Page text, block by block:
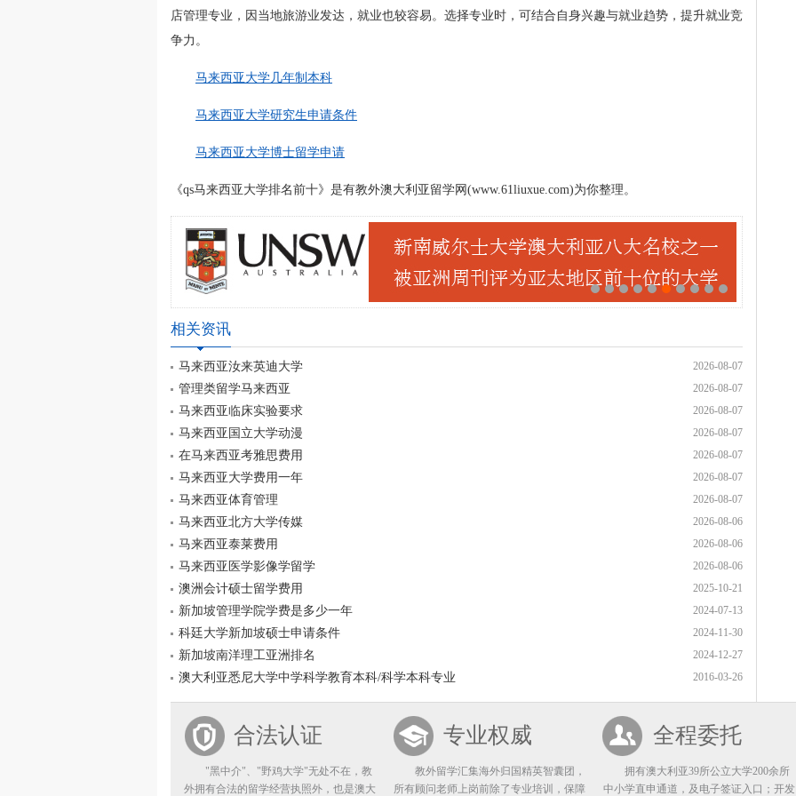
店管理专业，因当地旅游业发达，就业也较容易。选择专业时，可结合自身兴趣与就业趋势，提升就业竞
争力。
马来西亚大学几年制本科
马来西亚大学研究生申请条件
马来西亚大学博士留学申请
《qs马来西亚大学排名前十》是有教外澳大利亚留学网(www.61liuxue.com)为你整理。
相关资讯
2026-08-07
马来西亚汝来英迪大学
2026-08-07
管理类留学马来西亚
2026-08-07
马来西亚临床实验要求
2026-08-07
马来西亚国立大学动漫
2026-08-07
在马来西亚考雅思费用
2026-08-07
马来西亚大学费用一年
2026-08-07
马来西亚体育管理
2026-08-06
马来西亚北方大学传媒
2026-08-06
马来西亚泰莱费用
2026-08-06
马来西亚医学影像学留学
2025-10-21
澳洲会计硕士留学费用
2024-07-13
新加坡管理学院学费是多少一年
2024-11-30
科廷大学新加坡硕士申请条件
2024-12-27
新加坡南洋理工亚洲排名
2016-03-26
澳大利亚悉尼大学中学科学教育本科/科学本科专业
合法认证
"黑中介"、"野鸡大学"无处不在，教
外拥有合法的留学经营执照外，也是澳大
专业权威
教外留学汇集海外归国精英智囊团，
所有顾问老师上岗前除了专业培训，保障
全程委托
拥有澳大利亚39所公立大学200余所
中小学直申通道，及电子签证入口；开发